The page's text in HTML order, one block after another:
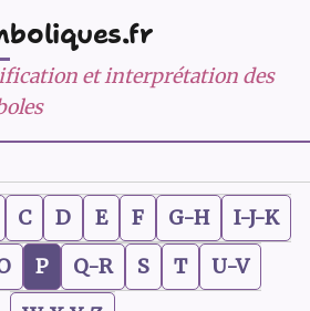
et interprétation des
C D E F G-H
I-J-K
P Q-R S T
U-V